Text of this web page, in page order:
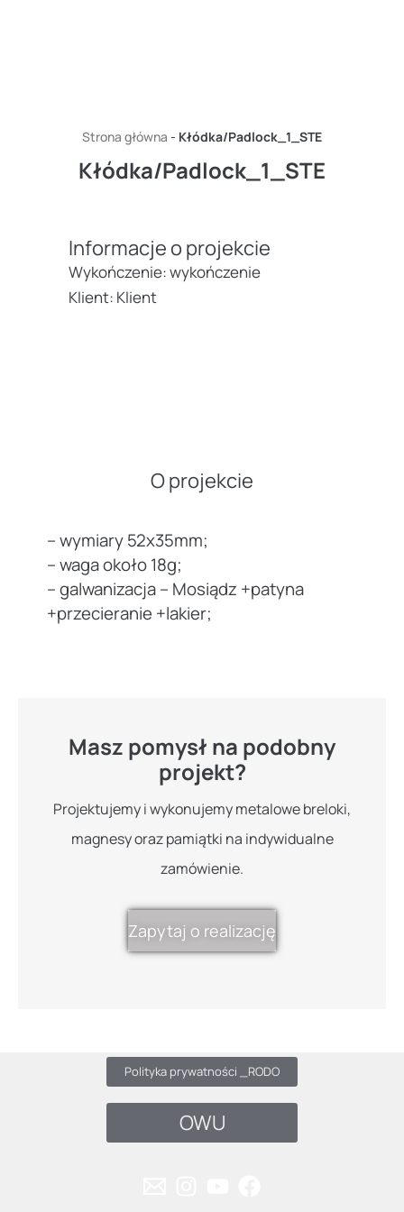
Strona główna - Kłódka/Padlock_1_STE
Kłódka/Padlock_1_STE
Informacje o projekcie
Wykończenie: wykończenie
Klient: Klient
O projekcie
– wymiary 52x35mm;
– waga około 18g;
– galwanizacja – Mosiądz +patyna
+przecieranie +lakier;
Masz pomysł na podobny
projekt?
Projektujemy i wykonujemy metalowe breloki,
magnesy oraz pamiątki na indywidualne
zamówienie.
Zapytaj o realizację
Polityka prywatności _RODO
OWU